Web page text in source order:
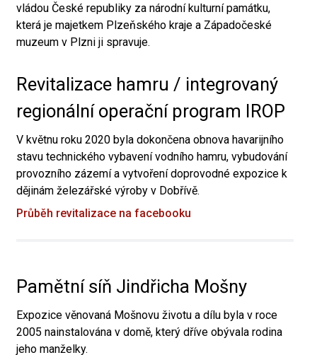
vládou České republiky za národní kulturní památku,
která je majetkem Plzeňského kraje a Západočeské
muzeum v Plzni ji spravuje.
Revitalizace hamru / integrovaný
regionální operační program IROP
V květnu roku 2020 byla dokončena obnova havarijního
stavu technického vybavení vodního hamru, vybudování
provozního zázemí a vytvoření doprovodné expozice k
dějinám železářské výroby v Dobřívě.
Průběh revitalizace na facebooku
Pamětní síň Jindřicha Mošny
Expozice věnovaná Mošnovu životu a dílu byla v roce
2005 nainstalována v domě, který dříve obývala rodina
jeho manželky.